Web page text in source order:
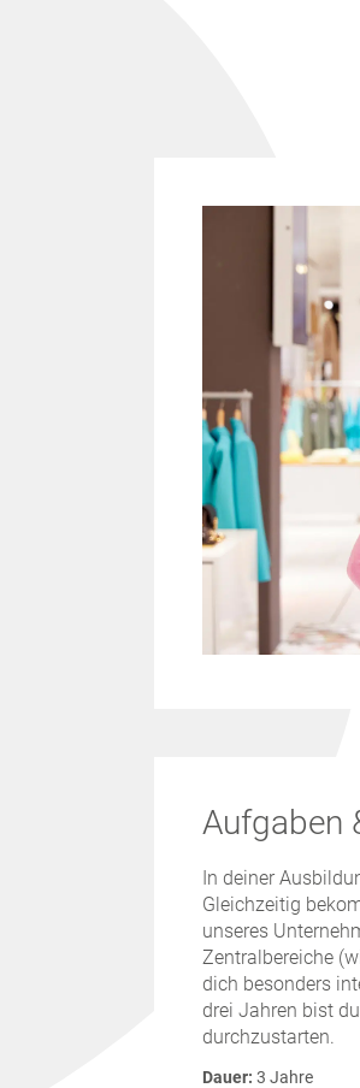
Aufgaben
In deiner
Gleichzeitig
unseres
Zentralbereiche
dich besonders
drei Jahren bist
durchzustarten.
Dauer: 3 Jahre